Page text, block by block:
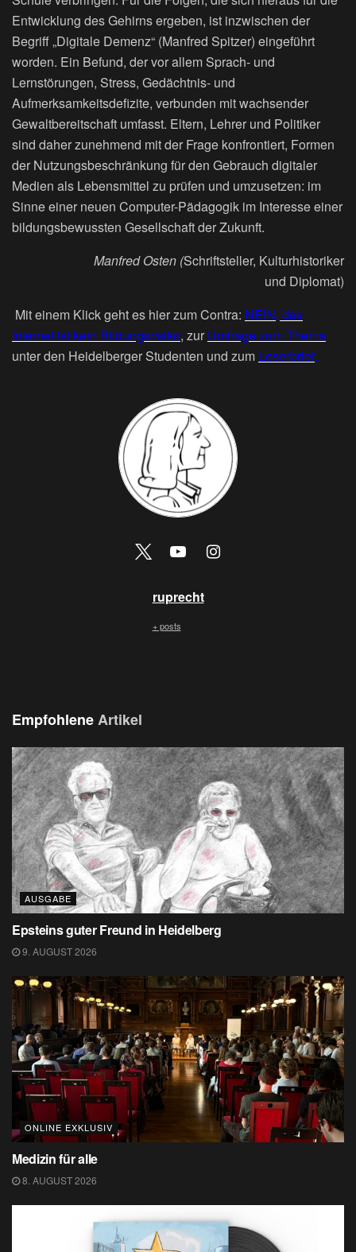
Entwicklung des Gehirns ergeben, ist inzwischen der
Begriff „Digitale Demenz“ (Manfred Spitzer) eingeführt
worden. Ein Befund, der vor allem Sprach- und
Lernstörungen, Stress, Gedächtnis- und
Aufmerksamkeitsdefizite, verbunden mit wachsender
Gewaltbereitschaft umfasst. Eltern, Lehrer und Politiker
sind daher zunehmend mit der Frage konfrontiert, Formen
der Nutzungsbeschränkung für den Gebrauch digitaler
Medien als Lebensmittel zu prüfen und umzusetzen: im
Sinne einer neuen Computer-Pädagogik im Interesse einer
bildungsbewussten Gesellschaft der Zukunft.
Manfred Osten (Schriftsteller, Kulturhistoriker
und Diplomat)
Mit einem Klick geht es hier zum Contra: NEIN, das
Internet ist kein Bildungsrisiko, zur Umfrage zum Thema
unter den Heidelberger Studenten und zum Leserbrief.
ruprecht
+ posts
EmpfohleneArtikel
AUSGABE
Epsteins guter Freund in Heidelberg
9. AUGUST 2026
ONLINE EXKLUSIV
Medizin für alle
8. AUGUST 2026